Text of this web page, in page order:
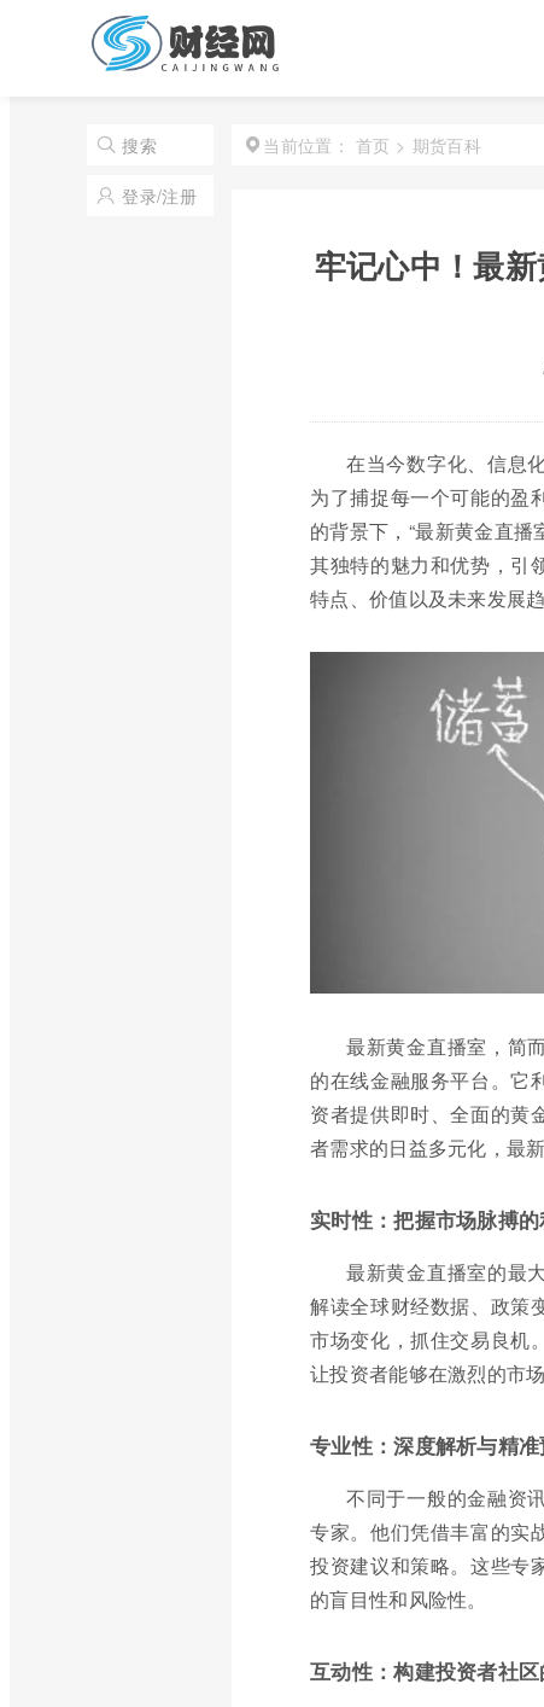
搜索
登录/注册
当前位置： 首页 > 期货百科
牢记心中！最
在当今数字化、信息
为了捕捉每一个可能的盈
的背景下，“最新黄金直
其独特的魅力和优势，引
特点、价值以及未来发展趋
最新黄金直播室，简
的在线金融服务平台。它
资者提供即时、全面的黄
者需求的日益多元化，最
实时性：把握市场脉搏
最新黄金直播室的最
解读全球财经数据、政策
市场变化，抓住交易良机
让投资者能够在激烈的市
专业性：深度解析与精
不同于一般的金融资
专家。他们凭借丰富的实
投资建议和策略。这些专
的盲目性和风险性。
互动性：构建投资者社